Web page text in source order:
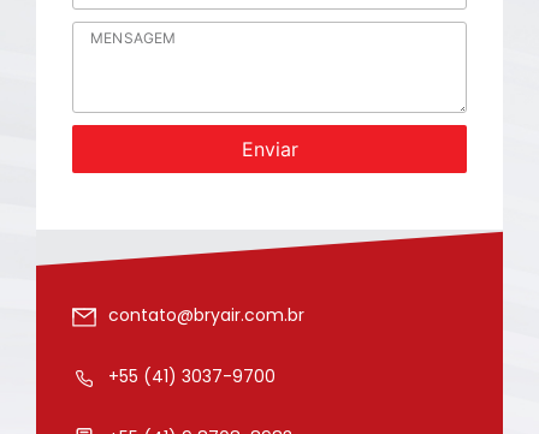
Enviar
contato@bryair.com.br
+55 (41) 3037-9700